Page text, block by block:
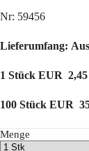
Nr: 59456
Lieferumfang:
1 Stück EUR 2,45
100 Stück EUR
Menge